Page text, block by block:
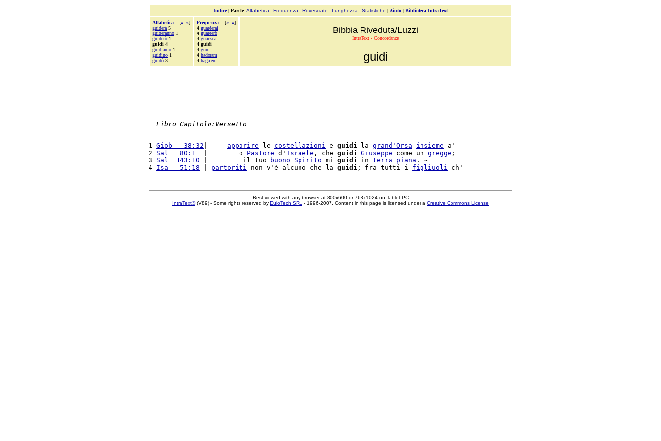
Indice| Parole: Alfabetica - Frequenza - Rovesciate - Lunghezza - Statistiche | Aiuto | Biblioteca IntraText
Alfabetica [« »]
guiderà 5
guideranno 1
guiderò 1
guidi 4
guidiamo 1
guidino 1
guidò 3
Frequenza [« »]
4 guarderai
4 guarderò
4 guarisca
4 guidi
4 guni
4 hadoram
4 hagareni
Bibbia Riveduta/Luzzi
IntraText - Concordanze
guidi
Libro Capitolo:Versetto
1 Giob   38:32 apparire le costellazioni e guidi la grand' Orsa insieme a'
2 Sal   80:1
  |        o
Pastore d' Israele , che guidi Giuseppe come un gregge ;
3 Sal  143:10 |         il tuo buono Spirito mi guidi in terra piana . ~
4 Isa   51:18 partoriti non v'è alcuno che la guidi ; fra tutti i figliuoli
Best viewed with any browser at 800x600 or 768x1024 on Tablet PC
IntraText®(V89) - Some rights reserved by EuloTech SRL - 1996-2007. Content in this page is licensed under a Creative Commons License